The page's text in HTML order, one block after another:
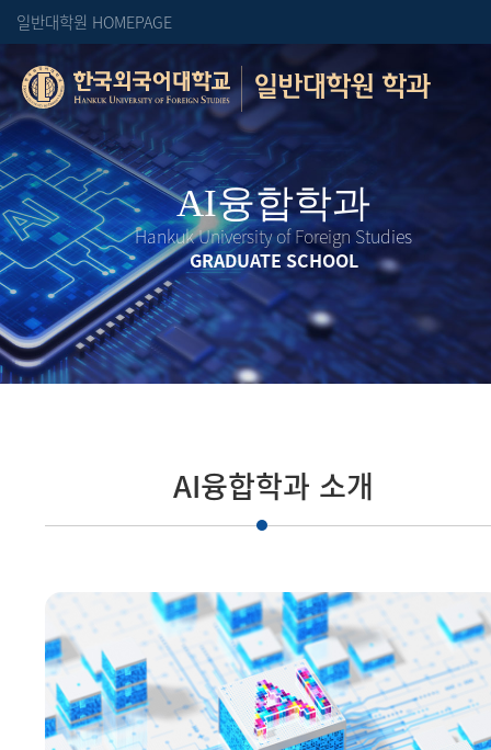
일반대학원 HOMEPAGE
일반대학원 학과
Hankuk University of Foreign Studies
GRADUATE SCHOOL
AI융합학과 소개